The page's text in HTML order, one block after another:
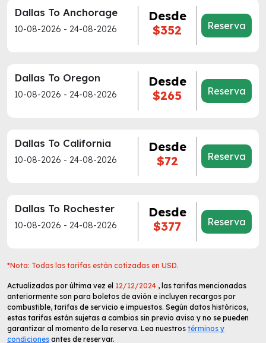
Dallas To Anchorage
10-08-2026 - 24-08-2026
Desde
$352
Reserva
Dallas To Oregon
10-08-2026 - 24-08-2026
Desde
$265
Reserva
Dallas To California
10-08-2026 - 24-08-2026
Desde
$72
Reserva
Dallas To Rochester
10-08-2026 - 24-08-2026
Desde
$377
Reserva
*Nota: Todas las tarifas están cotizadas en USD.
Actualizadas por última vez el 12/12/2024 , las tarifas mencionadas
anteriormente son para boletos de avión e incluyen recargos por
combustible, tarifas de servicio e impuestos. Según datos históricos,
estas tarifas están sujetas a cambios sin previo aviso y no se pueden
garantizar al momento de la reserva. Lea nuestros términos y
condiciones antes de reservar.